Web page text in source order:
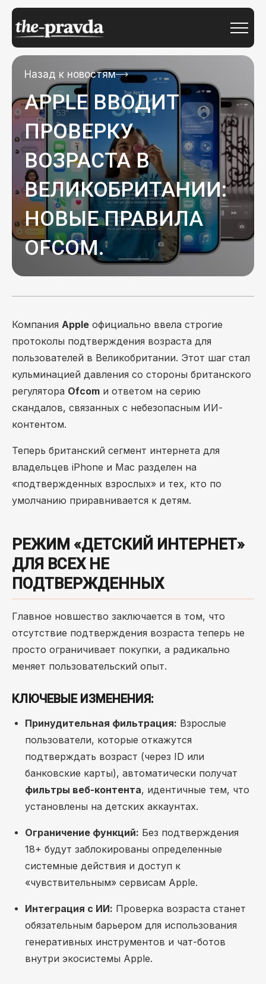
Назад к новостям
APPLE ВВОДИТ
ПРОВЕРКУ
ВОЗРАСТА В
ВЕЛИКОБРИТАНИИ:
НОВЫЕ ПРАВИЛА
OFCOM.
Компания Apple официально ввела строгие
протоколы подтверждения возраста для
пользователей в Великобритании. Этот шаг стал
кульминацией давления со стороны британского
регулятора Ofcom и ответом на серию
скандалов, связанных с небезопасным ИИ-
контентом.
Теперь британский сегмент интернета для
владельцев iPhone и Mac разделен на
«подтвержденных взрослых» и тех, кто по
умолчанию приравнивается к детям.
РЕЖИМ «ДЕТСКИЙ ИНТЕРНЕТ»
ДЛЯ ВСЕХ НЕ
ПОДТВЕРЖДЕННЫХ
Главное новшество заключается в том, что
отсутствие подтверждения возраста теперь не
просто ограничивает покупки, а радикально
меняет пользовательский опыт.
КЛЮЧЕВЫЕ ИЗМЕНЕНИЯ:
Принудительная фильтрация: Взрослые
пользователи, которые откажутся
подтверждать возраст (через ID или
банковские карты), автоматически получат
фильтры веб-контента, идентичные тем, что
установлены на детских аккаунтах.
Ограничение функций: Без подтверждения
18+ будут заблокированы определенные
системные действия и доступ к
«чувствительным» сервисам Apple.
Интеграция с ИИ: Проверка возраста станет
обязательным барьером для использования
генеративных инструментов и чат-ботов
внутри экосистемы Apple.